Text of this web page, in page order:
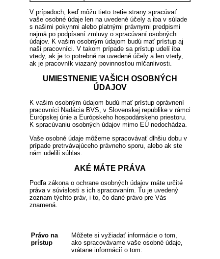
V prípadoch, keď môžu tieto tretie strany spracúvať
vaše osobné údaje len na uvedené účely a iba v súlade
s našimi pokynmi alebo platnými právnymi predpismi
najmä po podpísaní zmluvy o spracúvaní osobných
údajov. K vašim osobným údajom budú mať prístup aj
naši pracovníci. V takom prípade sa prístup udelí iba
vtedy, ak je to potrebné na uvedené účely a len vtedy,
ak je pracovník viazaný povinnosťou mlčanlivosti.
UMIESTNENIE VAŠICH OSOBNÝCH
ÚDAJOV
K vašim osobným údajom budú mať prístup oprávnení
pracovníci Nadácia BVS, v Slovenskej republike v rámci
Európskej únie a Európskeho hospodárskeho priestoru.
K spracúvaniu osobných údajov mimo EÚ nedochádza.
Vaše osobné údaje môžeme spracovávať dlhšiu dobu v
prípade pretrvávajúceho právneho sporu, alebo ak ste
nám udelili súhlas.
AKÉ MÁTE PRÁVA
Podľa zákona o ochrane osobných údajov máte určité
práva v súvislosti s ich spracovaním. Tu je uvedený
zoznam týchto práv, i to, čo dané právo pre Vás
znamená.
Právo na
prístup
Môžete si vyžiadať informácie o tom,
ako spracovávame vaše osobné údaje,
vrátane informácií o tom: